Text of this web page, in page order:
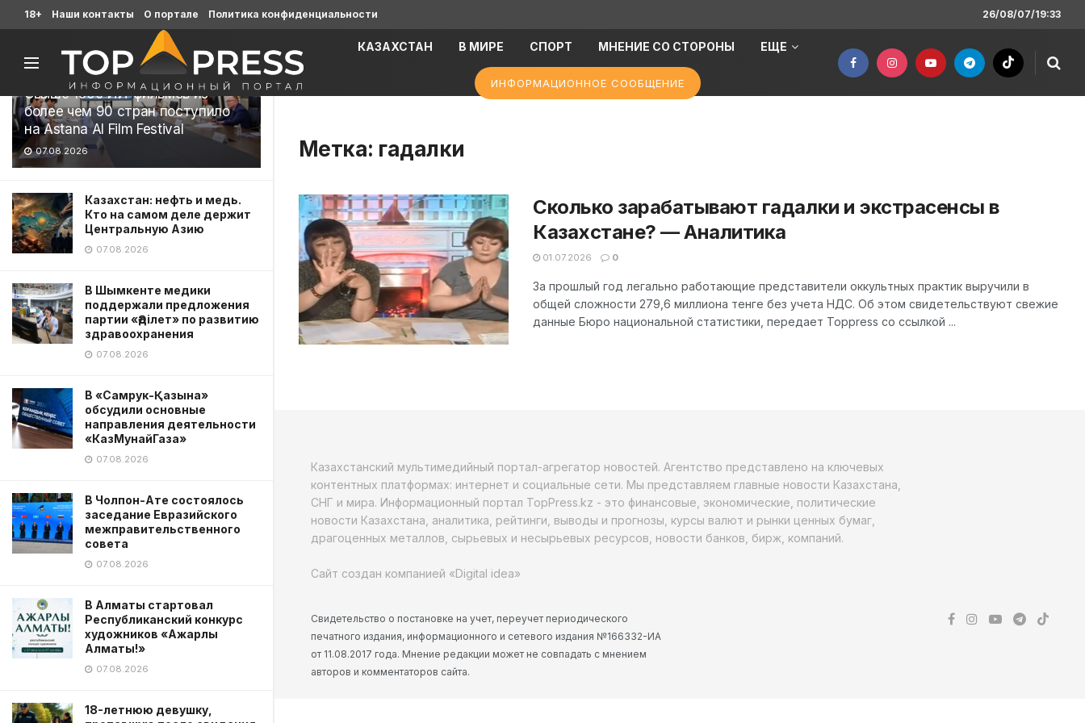
Последние
Свыше 1900 ИИ-фильмов из
более чем 90 стран поступило
на Astana AI Film Festival
07.08.2026
Казахстан: нефть и медь.
Кто на самом деле держит
Центральную Азию
07.08.2026
В Шымкенте медики
поддержали предложения
партии «Әділет» по развитию
здравоохранения
07.08.2026
В «Самрук-Қазына»
обсудили основные
направления деятельности
«КазМунайГаза»
07.08.2026
В Чолпон-Ате состоялось
заседание Евразийского
межправительственного
совета
07.08.2026
В Алматы стартовал
Республиканский конкурс
художников «Ажарлы
Алматы!»
07.08.2026
18-летнюю девушку,
18+ Наши контакты О портале Политика конфиденциальности 26/08/07/19:33
КАЗАХСТАН В МИРЕ СПОРТ МНЕНИЕ СО СТОРОНЫ ЕЩЕ
ИНФОРМАЦИОННОЕ СООБЩЕНИЕ
Метка: гадалки
Сколько зарабатывают гадалки и экстрасенсы в
Казахстане? — Аналитика
01.07.2026 0
За прошлый год легально работающие представители оккультных практик выручили в
общей сложности 279,6 миллиона тенге без учета НДС. Об этом свидетельствуют свежие
данные Бюро национальной статистики, передает Toppress со ссылкой ...
Казахстанский мультимедийный портал-агрегатор новостей. Агентство представлено на ключевых
контентных платформах: интернет и социальные сети. Мы представляем главные новости Казахстана,
СНГ и мира. Информационный портал TopPress.kz - это финансовые, экономические, политические
новости Казахстана, аналитика, рейтинги, выводы и прогнозы, курсы валют и рынки ценных бумаг,
драгоценных металлов, сырьевых и несырьевых ресурсов, новости банков, бирж, компаний.
Сайт создан компанией «Digital idea»
Свидетельство о постановке на учет, переучет периодического
печатного издания, информационного и сетевого издания №166332-ИА
от 11.08.2017 года. Мнение редакции может не совпадать с мнением
авторов и комментаторов сайта.